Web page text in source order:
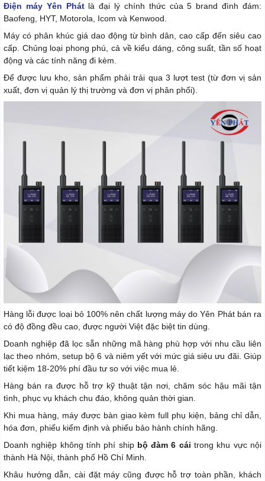
Điện máy Yên Phátlà đại lý chính thức của 5 brand đình đám:
Baofeng, HYT, Motorola, Icom và Kenwood.
Máy có phân khúc giá dao động từ bình dân, cao cấp đến siêu cao
cấp. Chủng loại phong phú, cả về kiểu dáng, công suất, tần số hoạt
động và các tính năng đi kèm.
Để được lưu kho, sản phẩm phải trải qua 3 lượt test (từ đơn vị sản
xuất, đơn vị quản lý thị trường và đơn vị phân phối).
Hàng lỗi được loại bỏ 100% nên chất lượng máy do Yên Phát bán ra
có độ đồng đều cao, được người Việt đặc biệt tin dùng.
Doanh nghiệp đã lọc sẵn những mã hàng phù hợp với nhu cầu liên
lạc theo nhóm, setup bộ 6 và niêm yết với mức giá siêu ưu đãi. Giúp
tiết kiệm 18-20% phí đầu tư so với việc mua lẻ.
Hàng bán ra được hỗ trợ kỹ thuật tận nơi, chăm sóc hậu mãi tận
tình, phục vụ khách chu đáo, không quản thời gian.
Khi mua hàng, máy được bàn giao kèm full phụ kiện, bảng chỉ dẫn,
hóa đơn, phiếu kiểm định và phiếu bảo hành chính hãng.
Doanh nghiệp không tính phí ship bộ đàm 6 cái trong khu vực nội
thành Hà Nội, thành phố Hồ Chí Minh.
Khâu hướng dẫn, cài đặt máy cũng được hỗ trợ toàn phần, khách